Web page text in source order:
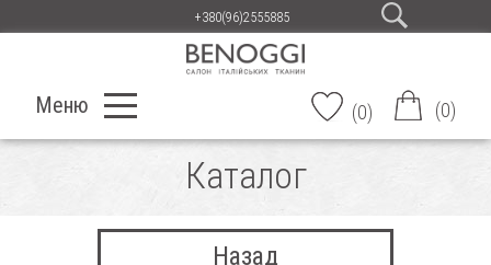
+380(96)2555885
Меню (0) (0)
Каталог
Назад